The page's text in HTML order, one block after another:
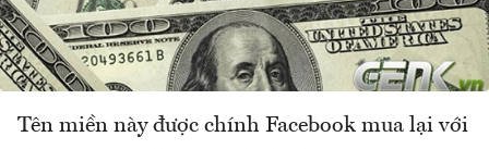
Tên miền này được chính Facebook mua lại với